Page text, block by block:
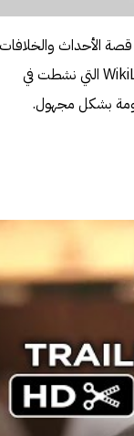
يحكي قصة الأحداث والخلافات
التي نشطت في
بشكل مجهول.